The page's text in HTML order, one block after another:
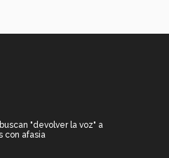
"devolver la voz" a
con afasia